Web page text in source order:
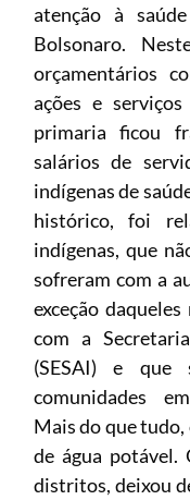
atenção à
Bolsonaro.
orçamentários
ações e
primaria ficou
salários de
indígenas de
histórico, foi
indígenas, que
sofreram com a
exceção
com a
(SESAI) e que
comunidades
Mais do que
de água
distritos, deixou